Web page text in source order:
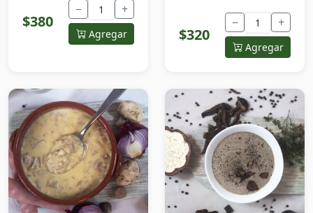
$380
− +
Agregar $320
− +
Agregar